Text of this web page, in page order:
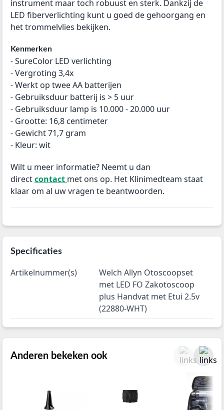
instrument maar toch robuust en sterk. Dankzij de
LED fiberverlichting kunt u goed de gehoorgang en
het trommelvlies bekijken.
Kenmerken
- SureColor LED verlichting
- Vergroting 3,4x
- Werkt op twee AA batterijen
- Gebruiksduur batterij is > 5 uur
- Gebruiksduur lamp is 10.000 - 20.000 uur
- Grootte: 16,8 centimeter
- Gewicht 71,7 gram
- Kleur: wit
Wilt u meer informatie? Neemt u dan
directcontact met ons op. Het Klinimedteam staat
klaar om al uw vragen te beantwoorden.
Specificaties
Artikelnummer(s)
Welch Allyn Otoscoopset
met LED FO Zakotoscoop
plus Handvat met Etui 2.5v
(22880-WHT)
Anderen bekeken ook